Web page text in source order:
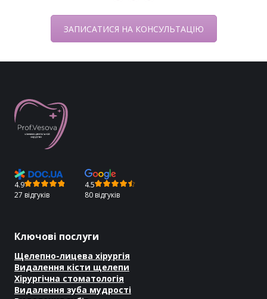
ЗАПИСАТИСЯ НА КОНСУЛЬТАЦІЮ
4.9
27 відгуків
4.5
80 відгуків
Ключові послуги
Щелепно-лицева хірургія
Видалення кісти щелепи
Хірургічна стоматологія
Видалення зуба мудрості